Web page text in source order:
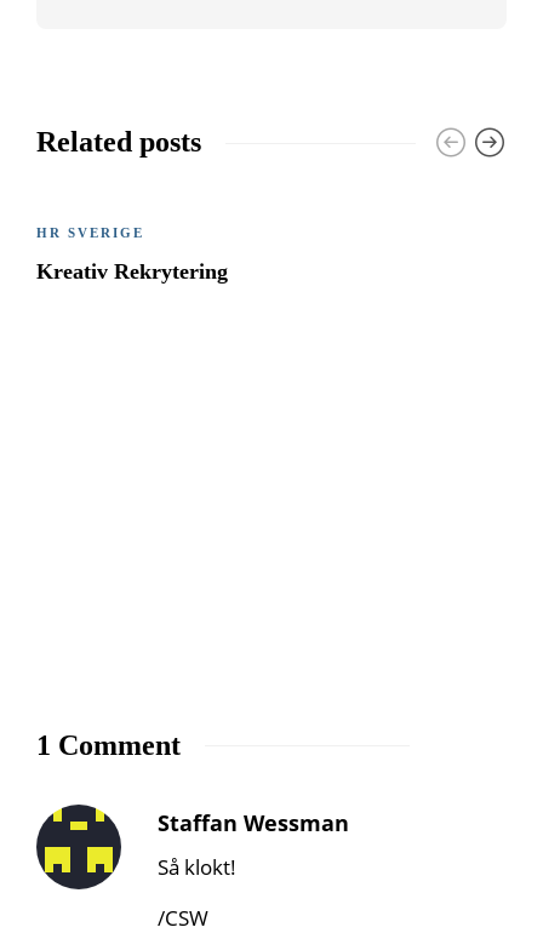
Related posts
HR SVERIGE
Kreativ Rekrytering
1 Comment
Staffan Wessman
Så klokt!
/CSW